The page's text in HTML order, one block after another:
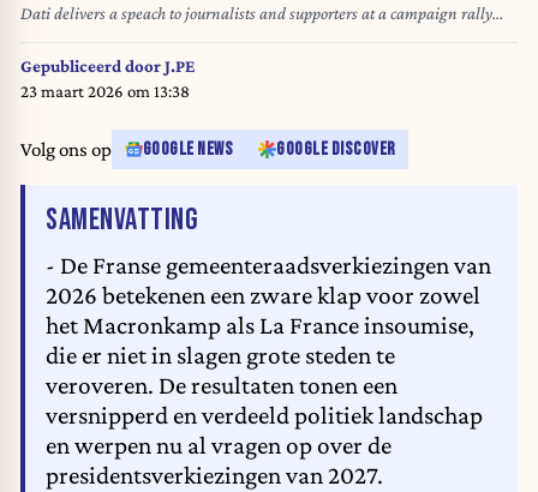
Dati delivers a speach to journalists and supporters at a campaign rally
after the announcement of her defeat in the second round of the 2026 Paris
municipal elections, Headquarter of Rachida Dati , in Paris 12th
arrondissement. March 22,
Accorsini/SIPA/2603222244
Gepubliceerd doorJ.PE
23 maart 2026 om 13:38
Volg ons op GOOGLE NEWS GOOGLE DISCOVER
SAMENVATTING
- De Franse gemeenteraadsverkiezingen van
2026 betekenen een zware klap voor zowel
het Macronkamp als La France insoumise,
die er niet in slagen grote steden te
veroveren. De resultaten tonen een
versnipperd en verdeeld politiek landschap
en werpen nu al vragen op over de
presidentsverkiezingen van 2027.